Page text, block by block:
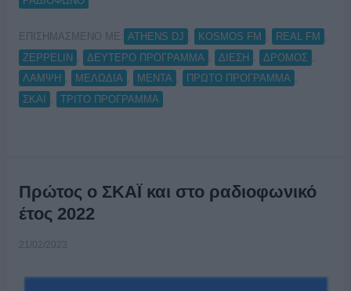
ΕΠΙΣΗΜΑΣΜΕΝΟ ΜΕ: ATHENS DJ KOSMOS FM REAL FM
ZEPPELIN
ΔΕΥΤΕΡΟ ΠΡΟΓΡΑΜΜΑ ΔΙΕΣΗ ΔΡΟΜΟΣ
ΛΑΜΨΗ
ΜΕΛΩΔΙΑ ΜΕΝΤΑ ΠΡΩΤΟ ΠΡΟΓΡΑΜΜΑ
ΣΚΑΙ
ΤΡΙΤΟ ΠΡΟΓΡΑΜΜΑ
Πρώτος ο ΣΚΑΪ και στο ραδιοφωνικό
έτος 2022
21/02/2023